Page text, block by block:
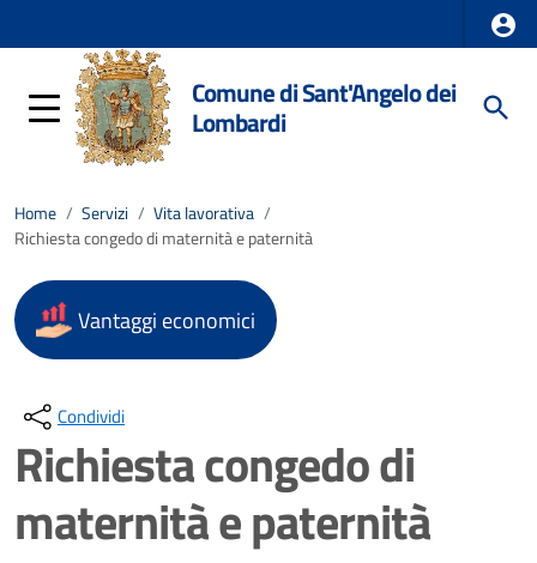
Comune di Sant'Angelo dei
Lombardi
Home / Servizi / Vita lavorativa /
Richiesta congedo di maternità e paternità
Vantaggi economici
Condividi
Richiesta congedo di
maternità e paternità